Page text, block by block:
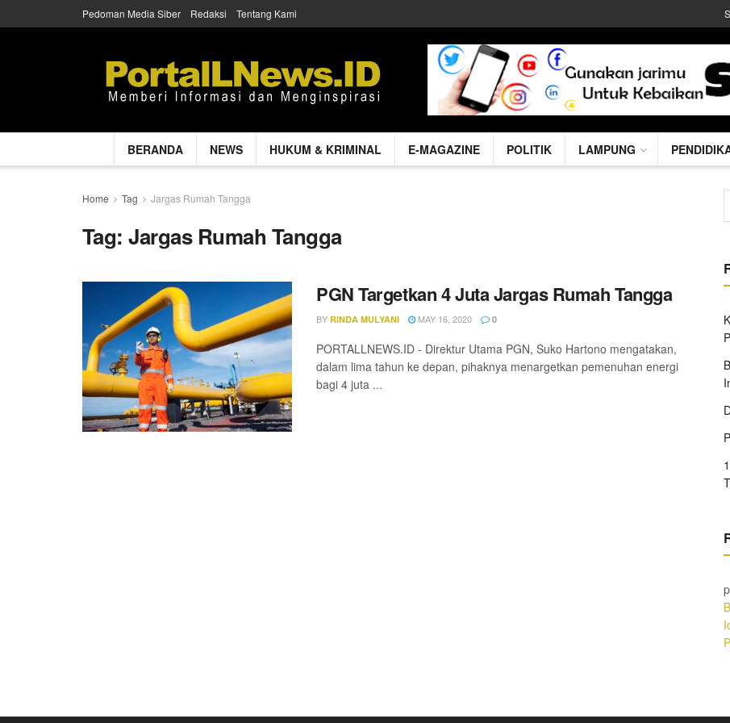
Pedoman Media Siber Redaksi Tentang Kami
BERANDA NEWS HUKUM & KRIMINAL E-MAGAZINE POLITIK LAMPUNG
Home Tag Jargas Rumah Tangga
Tag:Jargas Rumah Tangga
PGN Targetkan 4 Juta Jargas Rumah Tangga
BY RINDA MULYANI MAY 16, 2020 0
PORTALLNEWS.ID - Direktur Utama PGN, Suko Hartono mengatakan,
dalam lima tahun ke depan, pihaknya menargetkan pemenuhan energi
bagi 4 juta ...